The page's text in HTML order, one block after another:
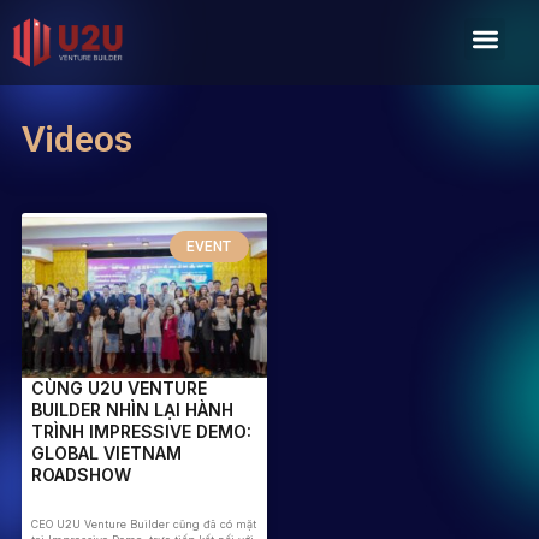
Skip
content
Videos
EVENT
CÙNG U2U VENTURE
BUILDER NHÌN LẠI HÀNH
TRÌNH IMPRESSIVE DEMO:
GLOBAL VIETNAM
ROADSHOW
CEO U2U Venture Builder cũng đã có mặt